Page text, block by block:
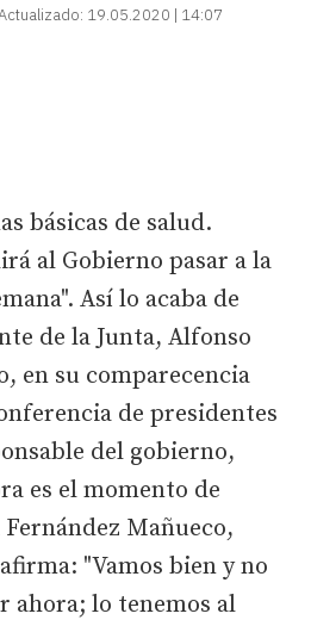
19.05.2020 | 14:07
básicas de salud.
al Gobierno pasar a la
Así lo acaba de
de la Junta, Alfonso
en su comparecencia
de presidentes
del gobierno,
es el momento de
Mañueco,
"Vamos bien y no
ahora; lo tenemos al